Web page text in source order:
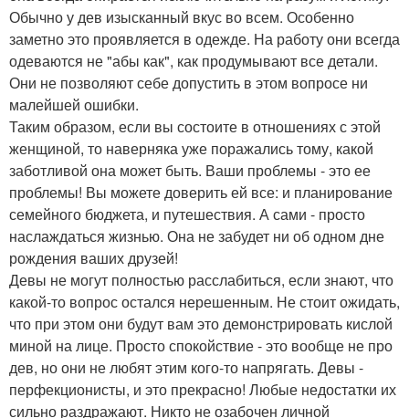
Обычно у дев изысканный вкус во всем. Особенно
заметно это проявляется в одежде. На работу они всегда
одеваются не "абы как", как продумывают все детали.
Они не позволяют себе допустить в этом вопросе ни
малейшей ошибки.
Таким образом, если вы состоите в отношениях с этой
женщиной, то наверняка уже поражались тому, какой
заботливой она может быть. Ваши проблемы - это ее
проблемы! Вы можете доверить ей все: и планирование
семейного бюджета, и путешествия. А сами - просто
наслаждаться жизнью. Она не забудет ни об одном дне
рождения ваших друзей!
Девы не могут полностью расслабиться, если знают, что
какой-то вопрос остался нерешенным. Не стоит ожидать,
что при этом они будут вам это демонстрировать кислой
миной на лице. Просто спокойствие - это вообще не про
дев, но они не любят этим кого-то напрягать. Девы -
перфекционисты, и это прекрасно! Любые недостатки их
сильно раздражают. Никто не озабочен личной